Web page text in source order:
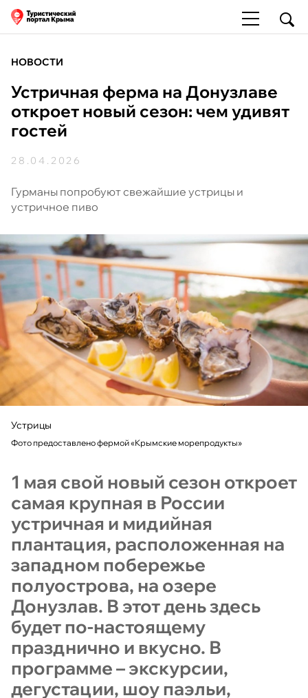
НОВОСТИ
Устричная ферма на Донузлаве
откроет новый сезон: чем удивят
гостей
28.04.2026
Гурманы попробуют свежайшие устрицы и
устричное пиво
Устрицы
Фото предоставлено фермой «Крымские морепродукты»
1 мая свой новый сезон откроет
самая крупная в России
устричная и мидийная
плантация, расположенная на
западном побережье
полуострова, на озере
Донузлав. В этот день здесь
будет по-настоящему
празднично и вкусно. В
программе – экскурсии,
дегустации, шоу паэльи,